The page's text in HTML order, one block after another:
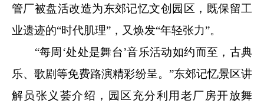
管厂被盘活改造为东郊记忆文创园区，既保留工
业遗迹的“时代肌理”，又焕发“年轻张力”。
“每周‘处处是舞台’音乐活动如约而至，古典
乐、歌剧等免费路演精彩纷呈。”东郊记忆景区讲
解员张义荟介绍，园区充分利用老厂房开放舞